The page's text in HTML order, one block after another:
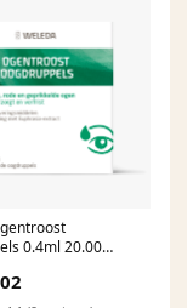
0.4ml 20.00